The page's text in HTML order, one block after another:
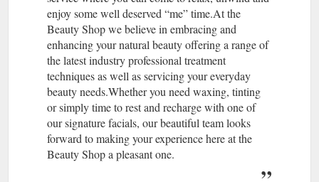
enjoy some well deserved “me” time.At the
Beauty Shop we believe in embracing and
enhancing your natural beauty offering a range of
the latest industry professional treatment
techniques as well as servicing your everyday
beauty needs.Whether you need waxing, tinting
or simply time to rest and recharge with one of
our signature facials, our beautiful team looks
forward to making your experience here at the
Beauty Shop a pleasant one.